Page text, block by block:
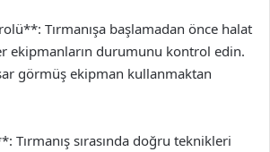
Tırmanışa başlamadan önce halat
ekipmanların durumunu kontrol edin.
görmüş ekipman kullanmaktan
Tırmanış sırasında doğru teknikleri